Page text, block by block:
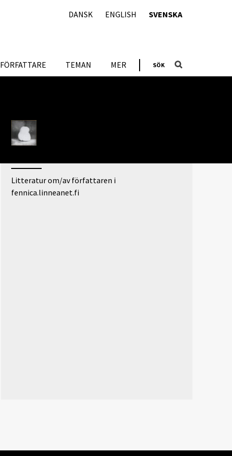
FÖRFATTARE TEMAN MER SÖK
DANSK ENGLISH SVENSKA
Litteratur om/av författaren i
fennica.linneanet.fi